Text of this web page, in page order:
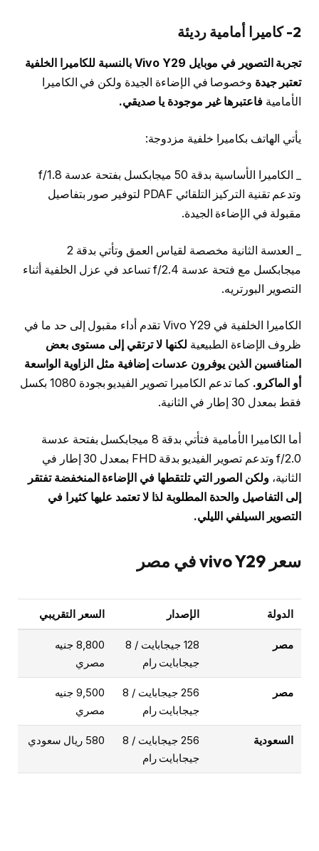
2- كاميرا أمامية رديئة
تجربة التصوير في موبايل Vivo Y29 بالنسبة للكاميرا الخلفية
تعتبر جيدة وخصوصا في الإضاءة الجيدة ولكن في الكاميرا
الأماميةفاعتبرها غير موجودة يا صديقي.
يأتي الهاتف بكاميرا خلفية مزدوجة:
_ الكاميرا الأساسية بدقة 50 ميجابكسل بفتحة عدسة f/1.8
وتدعم تقنية التركيز التلقائي PDAF لتوفير صور بتفاصيل
مقبولة في الإضاءة الجيدة.
_ العدسة الثانية مخصصة لقياس العمق وتأتي بدقة 2
ميجابكسل مع فتحة عدسة f/2.4 تساعد في عزل الخلفية أثناء
التصوير البورتريه.
الكاميرا الخلفية في Vivo Y29 تقدم أداء مقبول إلى حد ما في
ظروف الإضاءة الطبيعية لكنها لا ترتقي إلى مستوى بعض
المنافسين الذين يوفرون عدسات إضافية مثل الزاوية الواسعة
أو الماكرو.
كما تدعم الكاميرا تصوير الفيديو بجودة 1080 بكسل
فقط بمعدل 30 إطار في الثانية.
أما الكاميرا الأمامية فتأتي بدقة 8 ميجابكسل بفتحة عدسة
f/2.0 وتدعم تصوير الفيديو بدقة FHD بمعدل 30 إطار في
الثانية،ولكن الصور التي تلتقطها في الإضاءة المنخفضة تفتقر
إلى التفاصيل والحدة المطلوبة لذا لا تعتمد عليها كثيرا في
التصوير السيلفي الليلي.
سعر vivo Y29 في مصر
الدولة الإصدار السعر التقريبي
مصر
128 جيجابايت / 8
جيجابايت رام
8,800 جنيه
مصري
مصر
256 جيجابايت / 8
جيجابايت رام
9,500 جنيه
مصري
السعودية
256 جيجابايت / 8
جيجابايت رام
580 ريال سعودي